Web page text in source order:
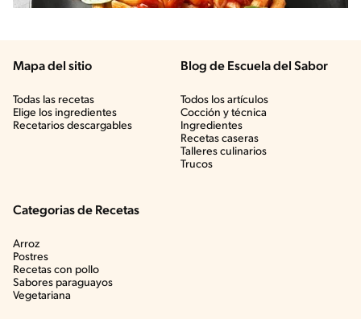
Mapa del sitio
Todas las recetas
Elige los ingredientes
Recetarios descargables
Blog de Escuela del Sabor
Todos los artículos
Cocción y técnica
Ingredientes
Recetas caseras
Talleres culinarios
Trucos
Categorias de Recetas
Arroz
Postres
Recetas con pollo
Sabores paraguayos
Vegetariana